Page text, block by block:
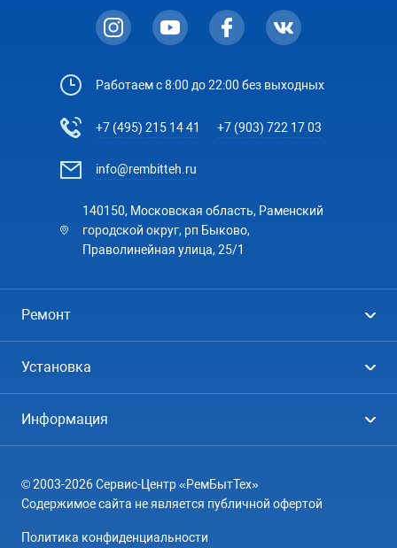
Работаем с 8:00 до 22:00 без выходных
+7 (495) 215 14 41 +7 (903) 722 17 03
info@rembitteh.ru
140150, Московская область, Раменский
городской округ, рп Быково,
Праволинейная улица, 25/1
Ремонт
Посудомоечные машины
Кондиционеры
Варочные панели
Установка
Кондиционеры
Информация
География
© 2003-2026 Сервис-Центр «РемБытТех»
Содержимое сайта не является публичной офертой
Политика конфиденциальности